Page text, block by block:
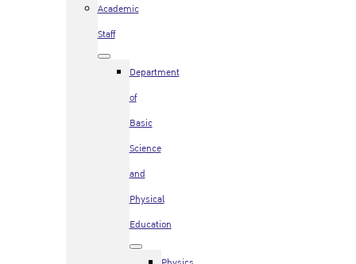
Academic
Staff
Department
of
Basic
Science
and
Physical
Education